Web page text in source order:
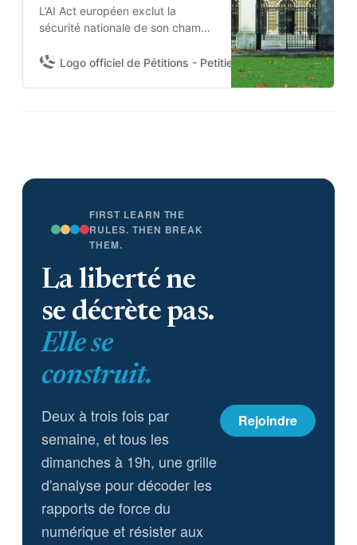
L’AI Act européen exclut la
sécurité nationale de son champ.
donc l’usage de l’IA par la
Chambre d’adopter une
leurs garanties contractuelles ;
minimales ; et (3) se prononcer
sur l’usage de l’IA pour la
surveillance de masse et les
Logo officiel de Pétitions - Petities Damien Van
FIRST LEARN THE
RULES. THEN BREAK
THEM.
La liberté ne
se décrète pas.
Elle se
construit.
Deux à trois fois par
semaine, et tous les
dimanches à 19h, une grille
d'analyse pour décoder les
rapports de force du
numérique et résister aux
Rejoindre